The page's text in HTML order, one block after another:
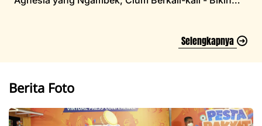
Selengkapnya
Berita Foto